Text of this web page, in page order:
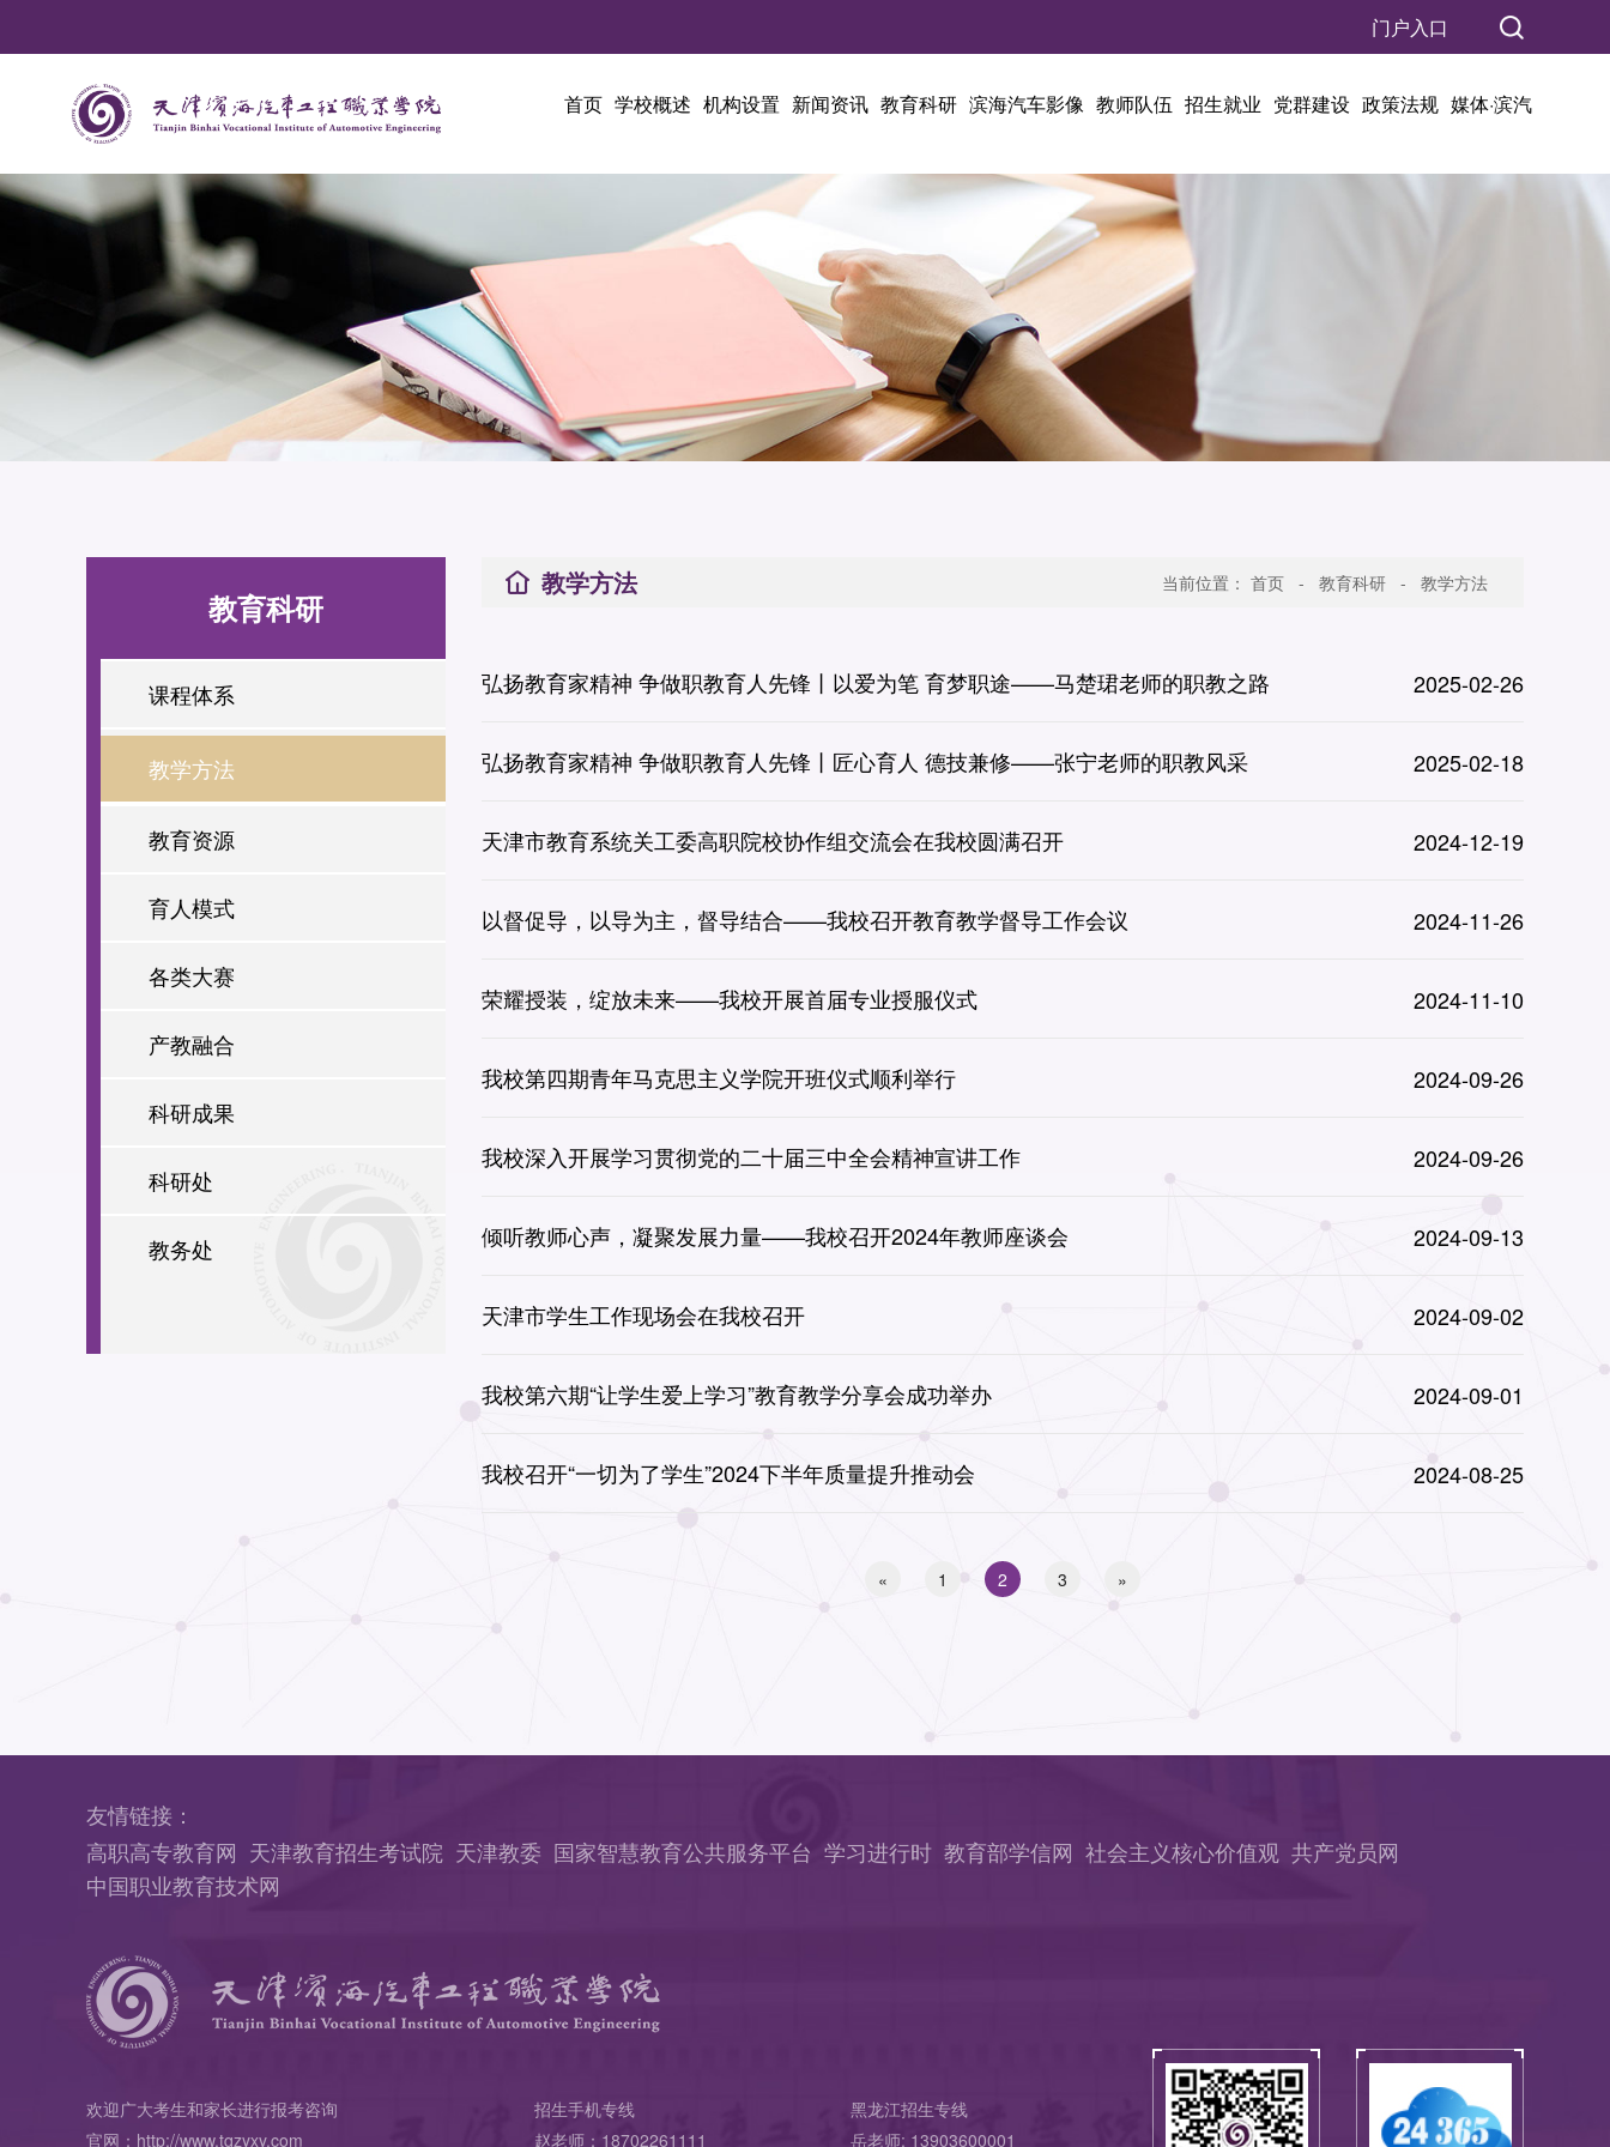
门户入口
首页 学校概述 机构设置 新闻资讯 教育科研 滨海汽车影像 教师队伍 招生就业 党群建设 政策法规 媒体·滨汽
教育科研
课程体系
教学方法
教育资源
育人模式
各类大赛
产教融合
科研成果
科研处
教务处
教学方法 当前位置： 首页 - 教育科研 - 教学方法
弘扬教育家精神 争做职教育人先锋丨以爱为笔 育梦职途——马楚珺老师的职教之路 2025-02-26
弘扬教育家精神 争做职教育人先锋丨匠心育人 德技兼修——张宁老师的职教风采 2025-02-18
天津市教育系统关工委高职院校协作组交流会在我校圆满召开 2024-12-19
以督促导，以导为主，督导结合——我校召开教育教学督导工作会议 2024-11-26
荣耀授装，绽放未来——我校开展首届专业授服仪式 2024-11-10
我校第四期青年马克思主义学院开班仪式顺利举行 2024-09-26
我校深入开展学习贯彻党的二十届三中全会精神宣讲工作 2024-09-26
倾听教师心声，凝聚发展力量——我校召开2024年教师座谈会 2024-09-13
天津市学生工作现场会在我校召开 2024-09-02
我校第六期“让学生爱上学习”教育教学分享会成功举办 2024-09-01
我校召开“一切为了学生”2024下半年质量提升推动会 2024-08-25
« 1 2 3 »
友情链接：
高职高专教育网 天津教育招生考试院 天津教委 国家智慧教育公共服务平台 学习进行时 教育部学信网 社会主义核心价值观 共产党员网
中国职业教育技术网
欢迎广大考生和家长进行报考咨询
官网：http://www.tqzyxy.com
招生手机专线
赵老师：18702261111
黑龙江招生专线
岳老师: 13903600001